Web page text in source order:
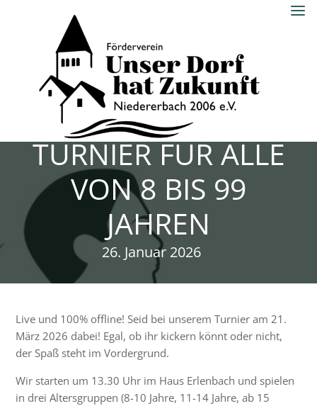
UNSER DORF
HAT ZUKUNFT
NIEDERERBACH
2006 E.V.
TISCH-KICKER: EIN
TURNIER FÜR ALLE
VON 8 BIS 99
JAHREN
26. Januar 2026
Live und 100% offline! Seid bei unserem Turnier am 21.
März 2026 dabei! Egal, ob ihr kickern könnt oder nicht,
der Spaß steht im Vordergrund.
Wir starten um 13.30 Uhr im Haus Erlenbach und spielen
in drei Altersgruppen (8-10 Jahre, 11-14 Jahre, ab 15